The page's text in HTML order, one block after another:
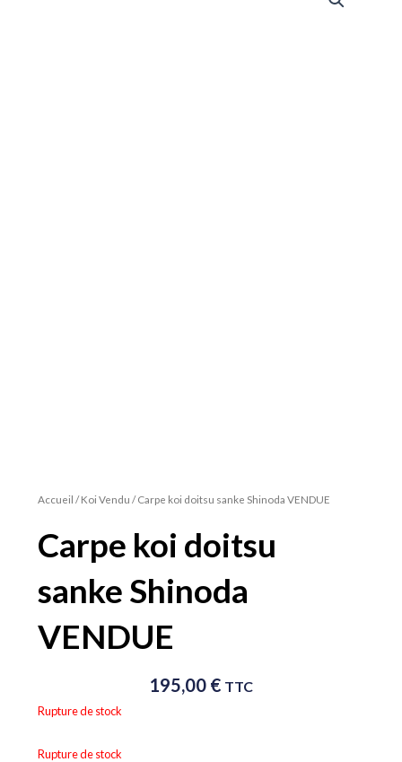
Accueil /Koi Vendu / Carpe koi doitsu sanke Shinoda VENDUE
Carpe koi doitsu
sanke Shinoda
VENDUE
195,00 € TTC
Rupture de stock
Rupture de stock